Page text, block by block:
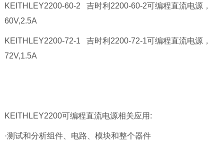
KEITHLEY2200-60-2
吉时利2200-60-2可编程直流电源，
60V,2.5A
KEITHLEY2200-72-1
吉时利2200-72-1可编程直流电源，
72V,1.5A
KEITHLEY2200可编程直流电源相关应用:
·测试和分析组件、电路、模块和整个器件